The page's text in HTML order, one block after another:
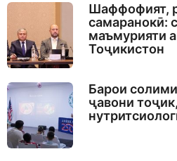
Шаффофият,
самаранокӣ:
маъмурияти
Тоҷикистон
Барои
ҷавони